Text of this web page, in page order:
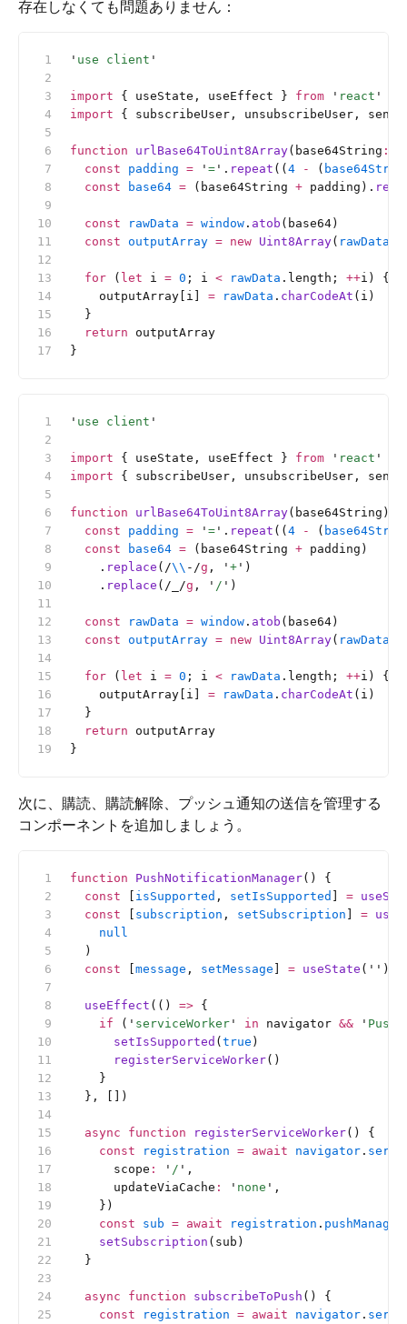
存在しなくても問題ありません：
' use client '
import { useState, useEffect } from ' react '
import { subscribeUser, unsubscribeUser,
function urlBase64ToUint8Array(base64String :
  const
padding = ' = ' . repeat (( 4 - (
  const
base64 = (base64String + padding).
  const
rawData = window . atob (base64)
  const
outputArray = new Uint8Array( rawData
  for
( let i = 0 ; i < rawData .length; ++i) {
    outputArray[i]
= rawData . charCodeAt (i)
  }
  return
outputArray
}
' use client '
import { useState, useEffect } from ' react '
import { subscribeUser, unsubscribeUser,
function urlBase64ToUint8Array(base64String) {
  const
padding = ' = ' . repeat (( 4 - (
  const
base64 = (base64String + padding)
    .
replace ( /\\ -/g , ' + ' )
    .
replace ( /_/g , ' / ' )
  const
rawData = window . atob (base64)
  const
outputArray = new Uint8Array( rawData
  for
( let i = 0 ; i < rawData .length; ++i) {
    outputArray[i]
= rawData . charCodeAt (i)
  }
  return
outputArray
}
次に、購読、購読解除、プッシュ通知の送信を管理する
コンポーネントを追加しましょう。
function PushNotificationManager() {
  const
isSupported , setIsSupported =
  const
subscription , setSubscription =
    null
  )
  const
message , setMessage = useState ( '' )
  useEffect
(() => {
    if
( ' serviceWorker ' in navigator && '
      setIsSupported
( true )
      registerServiceWorker
()
    }
  }, [])
  async
function registerServiceWorker() {
    const
registration = await navigator .
      scope
: ' / ' ,
      updateViaCache
: ' none ' ,
    })
    const
sub = await registration . pushManager
    setSubscription
(sub)
  }
  async
function subscribeToPush () {
    const
registration = await navigator .